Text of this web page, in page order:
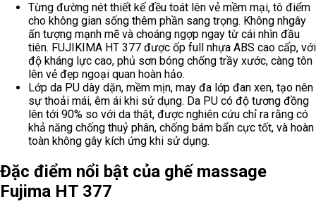
Từng đường nét thiết kế đều toát lên vẻ mềm mại, tô điểm
cho không gian sống thêm phần sang trọng. Không nhgây
ấn tượng mạnh mẽ và choáng ngợp ngay từ cái nhìn đầu
tiên. FUJIKIMA HT 377 được ốp full nhựa ABS cao cấp, với
độ kháng lực cao, phủ sơn bóng chống trầy xước, càng tôn
lên vẻ đẹp ngoại quan hoàn hảo.
Lớp da PU dày dặn, mềm mịn, may đa lớp đan xen, tạo nên
sự thoải mái, êm ái khi sử dụng. Da PU có độ tương đồng
lên tới 90% so với da thật, được nghiên cứu chỉ ra rằng có
khả năng chống thuỷ phân, chống bám bẩn cực tốt, và hoàn
toàn không gây kích ứng khi sử dụng.
Đặc điểm nổi bật của ghế massage
Fujima HT 377